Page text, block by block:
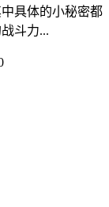
具体的小秘密都
斗力...